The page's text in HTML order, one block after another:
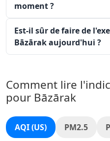
moment ?
Est-il sûr de faire de
Bāzārak aujourd'hui ?
Comment lire
pour Bāzārak
AQI (US) PM2.5